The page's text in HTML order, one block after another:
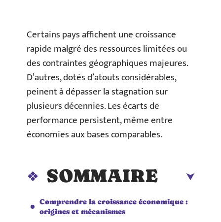
Certains pays affichent une croissance
rapide malgré des ressources limitées ou
des contraintes géographiques majeures.
D’autres, dotés d’atouts considérables,
peinent à dépasser la stagnation sur
plusieurs décennies. Les écarts de
performance persistent, même entre
économies aux bases comparables.
SOMMAIRE
Comprendre la croissance économique :
origines et mécanismes